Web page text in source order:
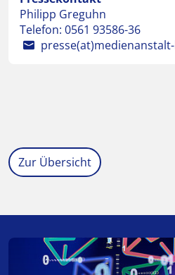
Philipp Greguhn
Telefon: 0561 93586-36
Zur Übersicht